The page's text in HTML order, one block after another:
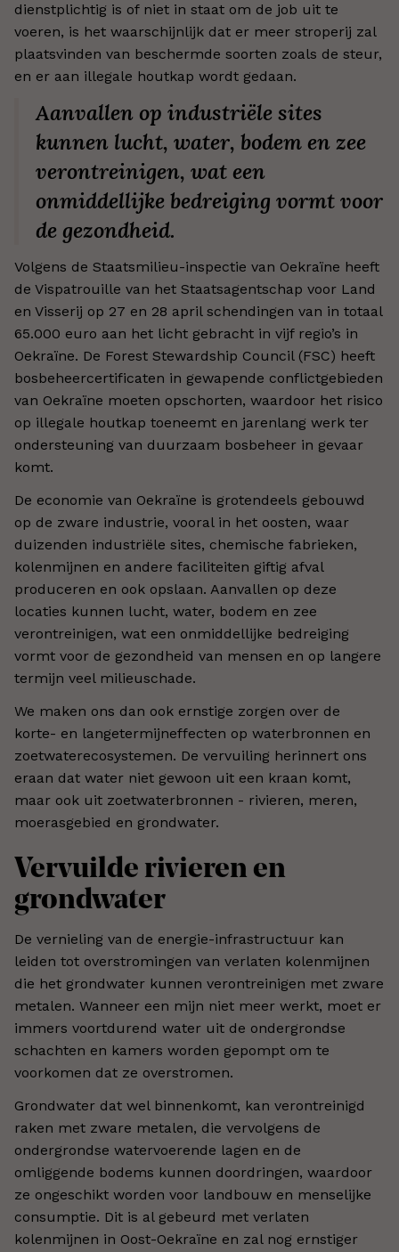
dienstplichtig is of niet in staat om de job uit te
voeren, is het waarschijnlijk dat er meer stroperij zal
plaatsvinden van beschermde soorten zoals de steur,
en er aan illegale houtkap wordt gedaan.
Aanvallen op industriële sites
kunnen lucht, water, bodem en zee
verontreinigen, wat een
onmiddellijke bedreiging vormt voor
de gezondheid.
Volgens de Staatsmilieu-inspectie van Oekraïne heeft
de Vispatrouille van het Staatsagentschap voor Land
en Visserij op 27 en 28 april schendingen van in totaal
65.000 euro aan het licht gebracht in vijf regio’s in
Oekraïne. De Forest Stewardship Council (FSC) heeft
bosbeheercertificaten in gewapende conflictgebieden
van Oekraïne moeten opschorten, waardoor het risico
op illegale houtkap toeneemt en jarenlang werk ter
ondersteuning van duurzaam bosbeheer in gevaar
komt.
De economie van Oekraïne is grotendeels gebouwd
op de zware industrie, vooral in het oosten, waar
duizenden industriële sites, chemische fabrieken,
kolenmijnen en andere faciliteiten giftig afval
produceren en ook opslaan. Aanvallen op deze
locaties kunnen lucht, water, bodem en zee
verontreinigen, wat een onmiddellijke bedreiging
vormt voor de gezondheid van mensen en op langere
termijn veel milieuschade.
We maken ons dan ook ernstige zorgen over de
korte- en langetermijneffecten op waterbronnen en
zoetwaterecosystemen. De vervuiling herinnert ons
eraan dat water niet gewoon uit een kraan komt,
maar ook uit zoetwaterbronnen - rivieren, meren,
moerasgebied en grondwater.
Vervuilde rivieren en
grondwater
De vernieling van de energie-infrastructuur kan
leiden tot overstromingen van verlaten kolenmijnen
die het grondwater kunnen verontreinigen met zware
metalen. Wanneer een mijn niet meer werkt, moet er
immers voortdurend water uit de ondergrondse
schachten en kamers worden gepompt om te
voorkomen dat ze overstromen.
Grondwater dat wel binnenkomt, kan verontreinigd
raken met zware metalen, die vervolgens de
ondergrondse watervoerende lagen en de
omliggende bodems kunnen doordringen, waardoor
ze ongeschikt worden voor landbouw en menselijke
consumptie. Dit is al gebeurd met verlaten
kolenmijnen in Oost-Oekraïne en zal nog ernstiger